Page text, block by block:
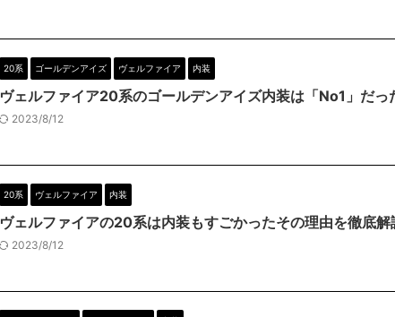
20系 ゴールデンアイズ ヴェルファイア 内装
ヴェルファイア20系のゴールデンアイズ内装は「No1」だっ
2023/8/12
20系 ヴェルファイア 内装
ヴェルファイアの20系は内装もすごかったその理由を徹底解
2023/8/12